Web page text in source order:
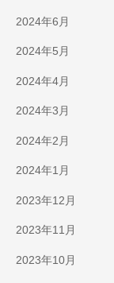
2024年6月
2024年5月
2024年4月
2024年3月
2024年2月
2024年1月
2023年12月
2023年11月
2023年10月